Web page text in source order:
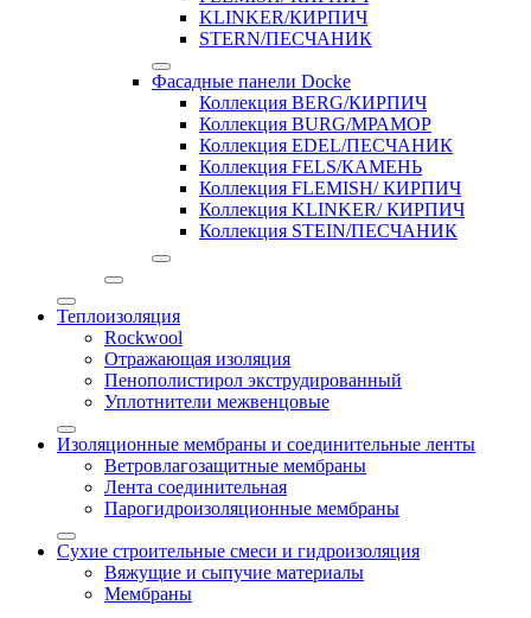
KLINKER/КИРПИЧ
STERN/ПЕСЧАНИК
Фасадные панели Docke
Коллекция BERG/КИРПИЧ
Коллекция BURG/МРАМОР
Коллекция EDEL/ПЕСЧАНИК
Коллекция FELS/КАМЕНЬ
Коллекция FLEMISH/ КИРПИЧ
Коллекция KLINKER/ КИРПИЧ
Коллекция STEIN/ПЕСЧАНИК
Теплоизоляция
Rockwool
Отражающая изоляция
Пенополистирол экструдированный
Уплотнители межвенцовые
Изоляционные мембраны и соединительные ленты
Ветровлагозащитные мембраны
Лента соединительная
Парогидроизоляционные мембраны
Сухие строительные смеси и гидроизоляция
Вяжущие и сыпучие материалы
Мембраны